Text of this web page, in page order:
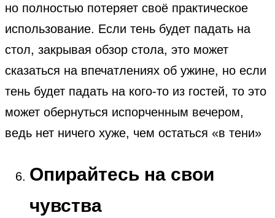
но полностью потеряет своё практическое
использование. Если тень будет падать на
стол, закрывая обзор стола, это может
сказаться на впечатлениях об ужине, но если
тень будет падать на кого-то из гостей, то это
может обернуться испорченным вечером,
ведь нет ничего хуже, чем остаться «в тени»
Опирайтесь на свои
чувства